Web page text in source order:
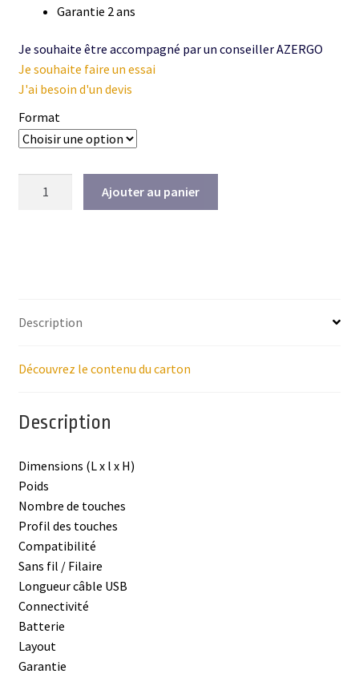
Garantie 2 ans
Je souhaite être accompagné par un conseiller AZERGO
Je souhaite faire un essai
J'ai besoin d'un devis
Format
Ajouter au panier
Description
Découvrez le contenu du carton
Description
Dimensions (L x l x H)
Poids
Nombre de touches
Profil des touches
Compatibilité
Sans fil / Filaire
Longueur câble USB
Connectivité
Batterie
Layout
Garantie